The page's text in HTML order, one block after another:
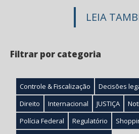
LEIA
Filtrar por categoria
Controle & Fiscalização Decisões
Direito
Internacional JUSTIÇA
Polícia Federal
Regulatório